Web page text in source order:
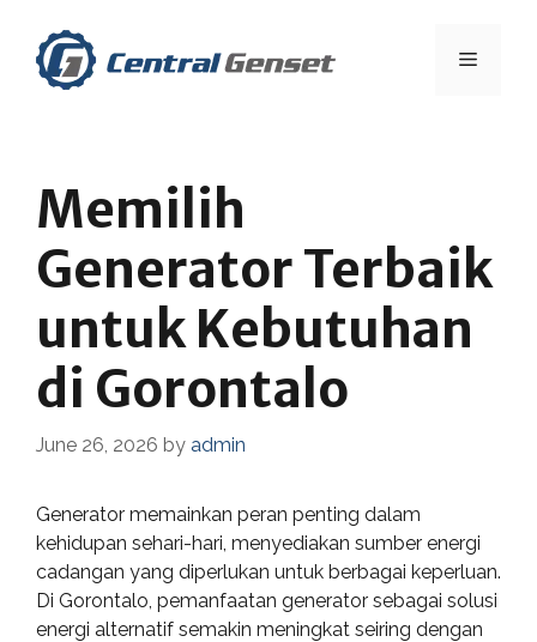
content
Menu
Memilih
Generator Terbaik
untuk Kebutuhan
di Gorontalo
June 26, 2026 by admin
Generator memainkan peran penting dalam
kehidupan sehari-hari, menyediakan sumber energi
cadangan yang diperlukan untuk berbagai keperluan.
Di Gorontalo, pemanfaatan generator sebagai solusi
energi alternatif semakin meningkat seiring dengan